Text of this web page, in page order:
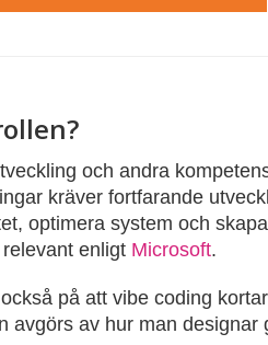
och andra
kräver fortfarande
optimera system och
enligt Microsoft.
på att vibe coding
avgörs av hur man